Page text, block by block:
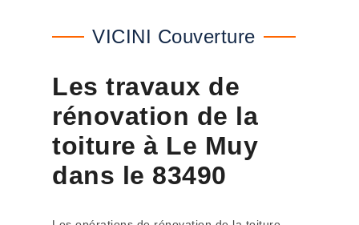
VICINI Couverture
Les travaux de
rénovation de la
toiture à Le Muy
dans le 83490